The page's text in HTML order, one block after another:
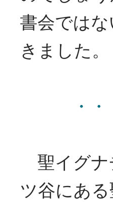
書会では
きました。
・・
聖イグナ
ツ谷にあ